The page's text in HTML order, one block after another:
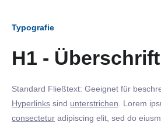
Typografie
H1 -
Standard Fließtext: Geeignet für
Hyperlinks sind unterstrichen . Lorem
consectetur adipiscing elit, sed do